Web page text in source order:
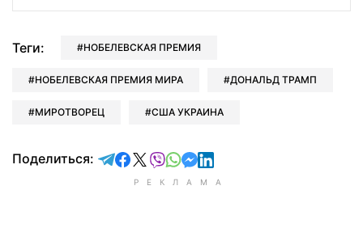
Теги: НОБЕЛЕВСКАЯ ПРЕМИЯ
НОБЕЛЕВСКАЯ ПРЕМИЯ МИРА ДОНАЛЬД ТРАМП
МИРОТВОРЕЦ США УКРАИНА
Поделиться: отправить в Telegram
поделиться в Facebook
поделиться в X
отправить в Viber
отправить в Whatsapp
отправить в Messenger
отправить в LinkedIn